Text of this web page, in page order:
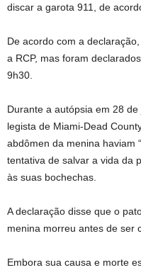
discar a garota 911, de
De acordo com a
a RCP, mas foram
9h30.
Durante a autópsia em 28
legista de Miami-Dead
abdômen da menina haviam
tentativa de salvar a vida da
às suas bochechas.
A declaração disse que o
menina morreu antes de ser
Embora sua causa e morte